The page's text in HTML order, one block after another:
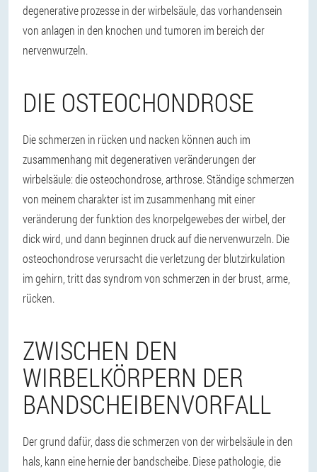
degenerative prozesse in der wirbelsäule, das vorhandensein
von anlagen in den knochen und tumoren im bereich der
nervenwurzeln.
DIE OSTEOCHONDROSE
Die schmerzen in rücken und nacken können auch im
zusammenhang mit degenerativen veränderungen der
wirbelsäule: die osteochondrose, arthrose. Ständige schmerzen
von meinem charakter ist im zusammenhang mit einer
veränderung der funktion des knorpelgewebes der wirbel, der
dick wird, und dann beginnen druck auf die nervenwurzeln. Die
osteochondrose verursacht die verletzung der blutzirkulation
im gehirn, tritt das syndrom von schmerzen in der brust, arme,
rücken.
ZWISCHEN DEN
WIRBELKÖRPERN DER
BANDSCHEIBENVORFALL
Der grund dafür, dass die schmerzen von der wirbelsäule in den
hals, kann eine hernie der bandscheibe. Diese pathologie, die